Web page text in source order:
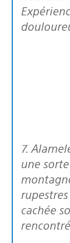
7. Alameleh : sur un site incroyable,
une
cachée